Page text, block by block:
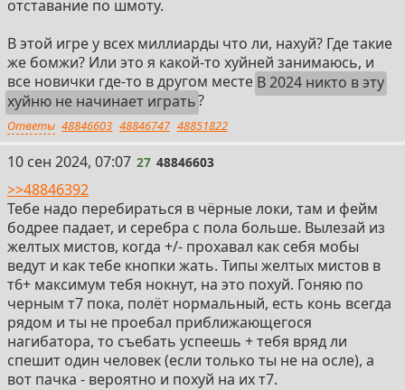
отставание по шмоту.
В этой игре у всех миллиарды что ли, нахуй? Где такие
же бомжи? Или это я какой-то хуйней занимаюсь, и
все новички где-то в другом месте В 2024 никто в эту
хуйню не начинает играть?
Ответы 48846603 48846747 48851822
27
10 сен 2024, 07:07 27 48846603
>>48846392
Тебе надо перебираться в чёрные локи, там и фейм
бодрее падает, и серебра с пола больше. Вылезай из
желтых мистов, когда +/- прохавал как себя мобы
ведут и как тебе кнопки жать. Типы желтых мистов в
т6+ максимум тебя нокнут, на это похуй. Гоняю по
черным т7 пока, полёт нормальный, есть конь всегда
рядом и ты не проебал приближающегося
нагибатора, то съебать успеешь + тебя вряд ли
спешит один человек (если только ты не на осле), а
вот пачка - вероятно и похуй на их т7.